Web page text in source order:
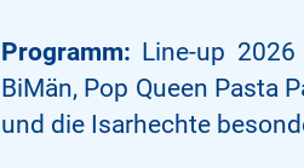
Programm: Line-up
BiMän, Pop Queen Pasta
und die Isarhechte